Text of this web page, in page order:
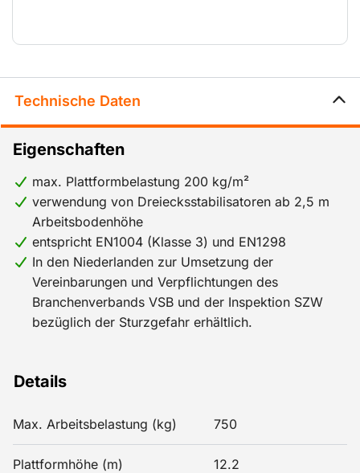
12,2 m Arbeitsbodenhöhe. Wenn Rollgerüste mit
größeren Arbeitsbodenhöhen aufgebaut werden,
müssen sie als festes Gerüst betrachtet und
obligatorisch verankert werden.
Technische Daten
Details
Max. Arbeitsbelastung (kg) 750
Plattformhöhe (m) 12.2
Eigenschaften
max. Plattformbelastung 200 kg/m²
verwendung von Dreiecksstabilisatoren ab 2,5 m
Arbeitsbodenhöhe
entspricht EN1004 (Klasse 3) und EN1298
In den Niederlanden zur Umsetzung der
Vereinbarungen und Verpflichtungen des
Branchenverbands VSB und der Inspektion SZW
bezüglich der Sturzgefahr erhältlich.